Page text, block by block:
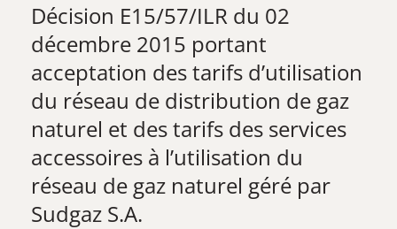
Décision E15/57/ILR du 02
décembre 2015 ​portant
acceptation des tarifs d’utilisation
du réseau de distribution de gaz
naturel et des tarifs des services
accessoires à l’utilisation du
réseau de gaz naturel géré par
Sudgaz S.A.